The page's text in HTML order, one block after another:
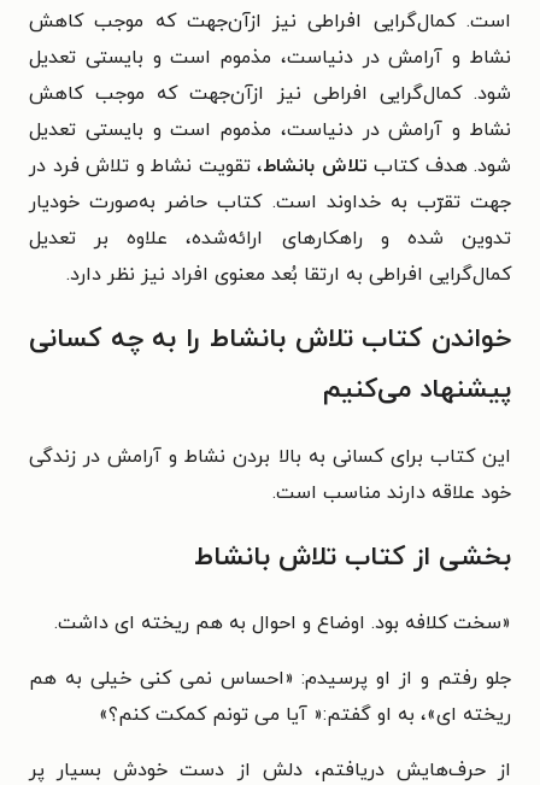
است. کمال‌گرایی افراطی نیز ازآن‌جهت که موجب کاهش
نشاط و آرامش در دنیاست، مذموم است و بایستی تعدیل
شود.کمال‌گرایی افراطی نیز ازآن‌جهت که موجب کاهش
نشاط و آرامش در دنیاست، مذموم است و بایستی تعدیل
شود. هدف کتاب تلاش بانشاط، تقویت نشاط و تلاش فرد در
جهت تقرّب به خداوند است. کتاب حاضر به‌صورت خودیار
تدوین شده و راهکارهای ارائه‌شده، علاوه بر تعدیل
کمال‌گرایی افراطی به ارتقا بُعد معنوی افراد نیز نظر دارد.
خواندن کتاب تلاش بانشاط را به چه کسانی
پیشنهاد می‌کنیم
این کتاب برای کسانی به بالا بردن نشاط و آرامش در زندگی
خود علاقه دارند مناسب است.
بخشی از کتاب تلاش بانشاط
«سخت کلافه بود. اوضاع و احوال به هم ریخته ای داشت.
جلو رفتم و از او پرسیدم: «احساس نمی کنی خیلی به هم
ریخته ای»، به او گفتم:« آیا می تونم کمکت کنم؟»
از حرف‌هایش دریافتم، دلش از دست خودش بسیار پر